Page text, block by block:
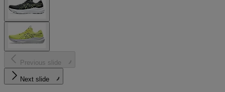
Previous slide
Next slide